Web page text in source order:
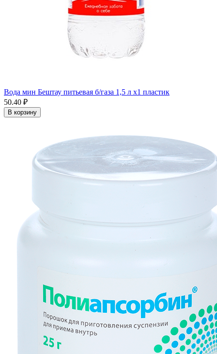
Вода мин Бештау питьевая б/газа 1,5 л x1 пластик
50.40 ₽
В корзину